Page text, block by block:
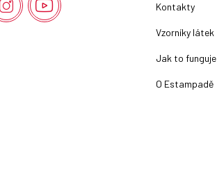
Kontakty
Vzorníky látek
Jak to funguje
O Estampadě